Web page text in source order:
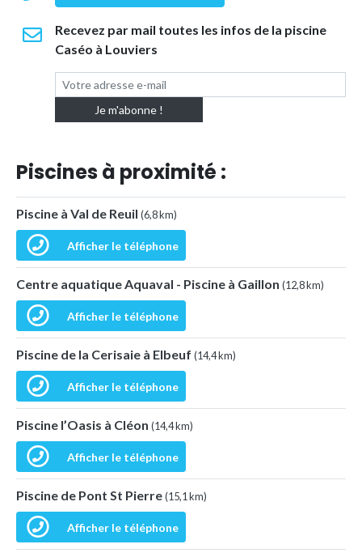
Recevez par mail toutes les infos de la piscine
Caséo à Louviers
Piscines à proximité :
Piscine à Val de Reuil (6,8 km)
Afficher le téléphone
Centre aquatique Aquaval - Piscine à Gaillon (12,8 km)
Afficher le téléphone
Piscine de la Cerisaie à Elbeuf (14,4 km)
Afficher le téléphone
Piscine l’Oasis à Cléon (14,4 km)
Afficher le téléphone
Piscine de Pont St Pierre(15,1 km)
Afficher le téléphone